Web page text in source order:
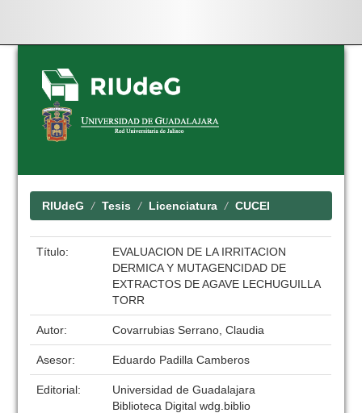
Skip
navigation
RIUdeG Tesis Licenciatura CUCEI
Título:
EVALUACION DE LA IRRITACION
DERMICA Y MUTAGENCIDAD DE
EXTRACTOS DE AGAVE LECHUGUILLA
TORR
Autor: Covarrubias Serrano, Claudia
Asesor: Eduardo Padilla Camberos
Editorial:
Universidad de Guadalajara
Biblioteca Digital wdg.biblio